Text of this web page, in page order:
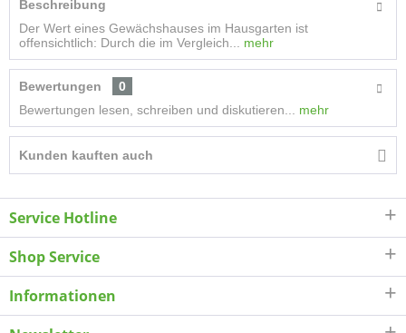
Beschreibung
Der Wert eines Gewächshauses im Hausgarten ist
offensichtlich: Durch die im Vergleich...
mehr
Bewertungen
0
Bewertungen lesen, schreiben und diskutieren...
mehr
Kunden kauften auch
Service Hotline
Shop Service
Informationen